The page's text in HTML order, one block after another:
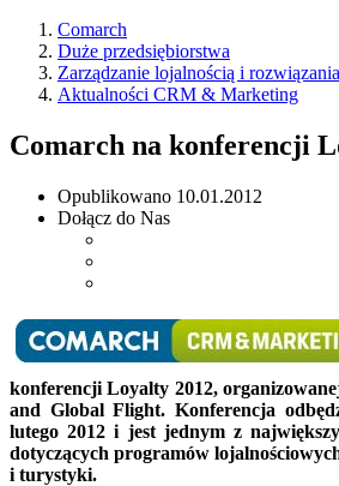
Comarch
Duże przedsiębiorstwa
Zarządzanie lojalnością i
Aktualności CRM & Marketing
Comarch na konferencji
Opublikowano 10.01.2012
Dołącz do Nas
konferencji Loyalty 2012,
and Global Flight. Konferencja
lutego 2012 i jest jednym z
dotyczących programów
i turystyki.